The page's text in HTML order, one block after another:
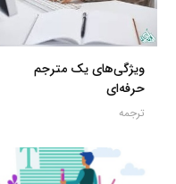
ویژگی‌های یک مترجم
حرفه‌ای
ترجمه